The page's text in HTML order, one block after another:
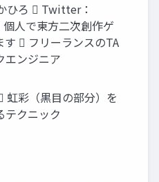
ひろ  Twitter：
人で東方二次創作ゲ
す  フリーランスのTA
エンジニア
虹彩（黒目の部分）を
テクニック